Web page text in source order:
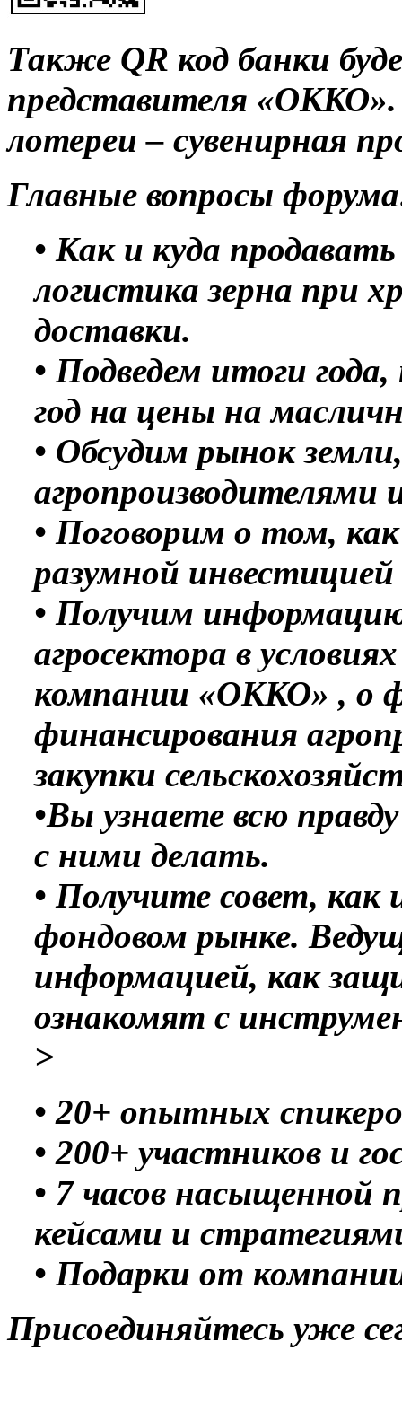
Также QR код банки
представителя
лотереи – сувенирная
Главные вопросы
• Как и куда
логистика зерна при
доставки.
• Подведем итоги
год на цены на
• Обсудим рынок
агропроизводителями
• Поговорим о том,
разумной
• Получим
агросектора в
компании «ОККО» , о
финансирования
закупки
•Вы узнаете всю
с ними делать.
• Получите совет, как
фондовом рынке.
информацией, как
ознакомят с
>
• 20+ опытных
• 200+ участников и
• 7 часов насыщенной
кейсами и
• Подарки от
Присоединяйтесь уже